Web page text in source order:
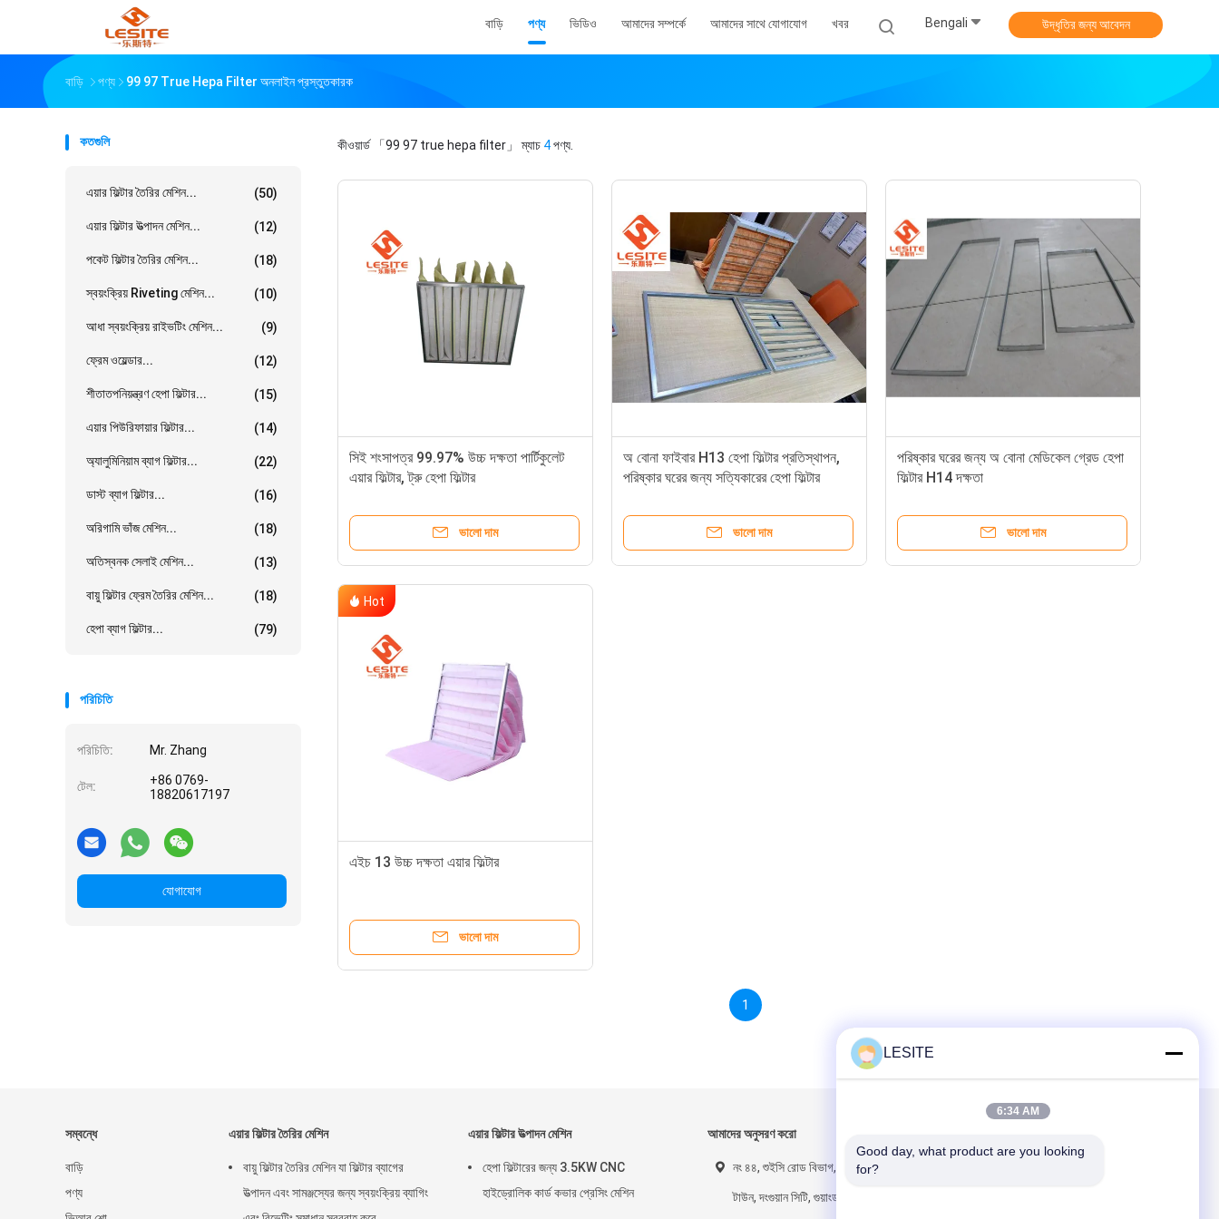
বাড়ি পণ্য ভিডিও আমাদের সম্পর্কে আমাদের সাথে যোগাযোগ খবর Bengali উদ্ধৃতির জন্য আবেদন
বাড়ি পণ্য 99 97 True Hepa Filter অনলাইন প্রস্তুতকারক
কতগুলি
এয়ার ফিল্টার তৈরির মেশিন... (50)
এয়ার ফিল্টার উত্পাদন মেশিন... (12)
পকেট ফিল্টার তৈরির মেশিন... (18)
স্বয়ংক্রিয় Riveting মেশিন... (10)
আধা স্বয়ংক্রিয় রাইভটিং মেশিন... (9)
ফ্রেম ওয়েল্ডার... (12)
শীতাতপনিয়ন্ত্রণ হেপা ফিল্টার... (15)
এয়ার পিউরিফায়ার ফিল্টার... (14)
অ্যালুমিনিয়াম ব্যাগ ফিল্টার... (22)
ডাস্ট ব্যাগ ফিল্টার... (16)
অরিগামি ভাঁজ মেশিন... (18)
অতিস্বনক সেলাই মেশিন... (13)
বায়ু ফিল্টার ফ্রেম তৈরির মেশিন... (18)
হেপা ব্যাগ ফিল্টার... (79)
পরিচিতি
পরিচিতি: Mr. Zhang
টেল:
+86 0769-
18820617197
যোগাযোগ
কীওয়ার্ড 「99 97 true hepa filter」 ম্যাচ 4পণ্য.
সিই শংসাপত্র 99.97% উচ্চ দক্ষতা পার্টিকুলেট
এয়ার ফিল্টার, ট্রু হেপা ফিল্টার
ভালো দাম
অ বোনা ফাইবার H13 হেপা ফিল্টার প্রতিস্থাপন,
পরিষ্কার ঘরের জন্য সত্যিকারের হেপা ফিল্টার
ভালো দাম
পরিষ্কার ঘরের জন্য অ বোনা মেডিকেল গ্রেড হেপা
ফিল্টার H14 দক্ষতা
ভালো দাম
Hot
এইচ 13 উচ্চ দক্ষতা এয়ার ফিল্টার
ভালো দাম
1
সম্বন্ধে
বাড়ি
পণ্য
এয়ার ফিল্টার তৈরির মেশিন
বায়ু ফিল্টার তৈরির মেশিন যা ফিল্টার ব্যাগের
উত্পাদন এবং সামঞ্জস্যের জন্য স্বয়ংক্রিয় ব্যাগিং
এয়ার ফিল্টার উত্পাদন মেশিন
হেপা ফিল্টারের জন্য 3.5KW CNC
হাইড্রোলিক কার্ড কভার প্রেসিং মেশিন
আমাদের অনুসরণ করো
নং ৪৪, শুইসি রোড বিভাগ, হানসি, চাশান
টাউন, দংগুয়ান সিটি, গুয়াংডং প্রদেশ
LESITE
6:34 AM
Good day, what product are you looking
for?